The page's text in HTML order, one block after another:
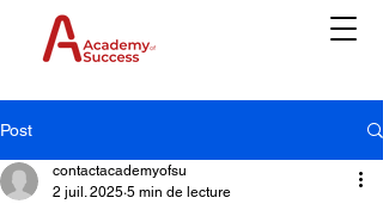
Post
contactacademyofsu
2 juil. 2025 5 min de lecture